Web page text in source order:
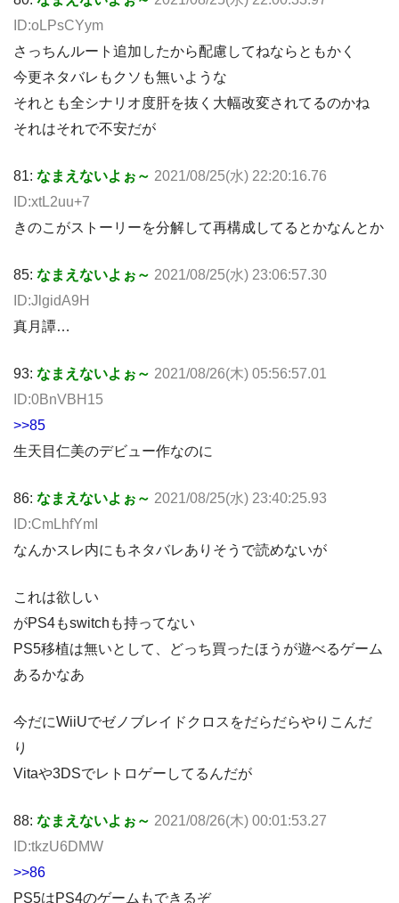
ID:oLPsCYym
さっちんルート追加したから配慮してねならともかく
今更ネタバレもクソも無いような
それとも全シナリオ度肝を抜く大幅改変されてるのかね
それはそれで不安だが
81: なまえないよぉ～ 2021/08/25(水) 22:20:16.76
ID:xtL2uu+7
きのこがストーリーを分解して再構成してるとかなんとか
85: なまえないよぉ～ 2021/08/25(水) 23:06:57.30
ID:JlgidA9H
真月譚…
93: なまえないよぉ～ 2021/08/26(木) 05:56:57.01
ID:0BnVBH15
>>85
生天目仁美のデビュー作なのに
86: なまえないよぉ～ 2021/08/25(水) 23:40:25.93
ID:CmLhfYmI
なんかスレ内にもネタバレありそうで読めないが
これは欲しい
がPS4もswitchも持ってない
PS5移植は無いとして、どっち買ったほうが遊べるゲーム
あるかなあ
今だにWiiUでゼノブレイドクロスをだらだらやりこんだ
り
Vitaや3DSでレトロゲーしてるんだが
88: なまえないよぉ～ 2021/08/26(木) 00:01:53.27
ID:tkzU6DMW
>>86
PS5はPS4のゲームもできるぞ